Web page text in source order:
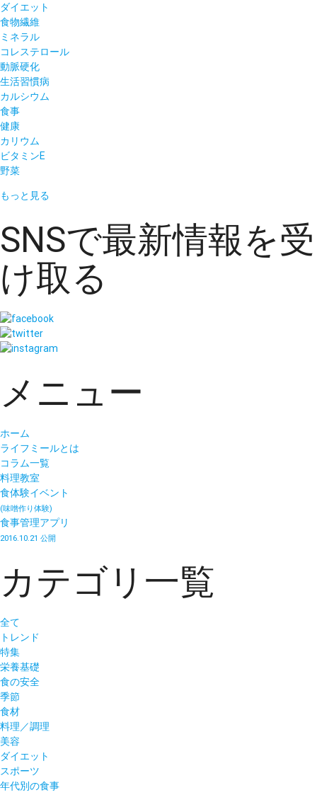
ダイエット
食物繊維
ミネラル
コレステロール
動脈硬化
生活習慣病
カルシウム
食事
健康
カリウム
ビタミンE
野菜
もっと見る
SNSで最新情報を受
け取る
メニュー
ホーム
ライフミールとは
コラム一覧
料理教室
食体験イベント
(味噌作り体験)
食事管理アプリ
2016.10.21 公開
カテゴリ一覧
全て
トレンド
特集
栄養基礎
食の安全
季節
食材
料理／調理
美容
ダイエット
スポーツ
年代別の食事